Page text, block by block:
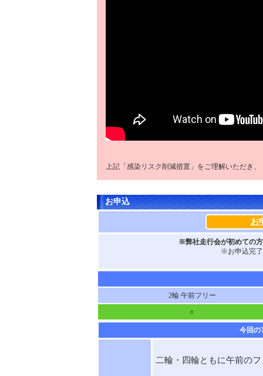
上記「感染リスク削減措置」をご理解いただき
お申込
お
※弊社走行会が初めての
※お申込完
2輪 午前フリー
○
今回の
二輪・四輪ともに午前の